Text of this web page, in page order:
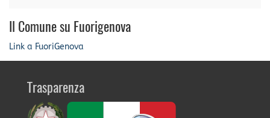
Il Comune su Fuorigenova
Link a FuoriGenova
Trasparenza